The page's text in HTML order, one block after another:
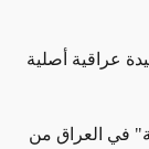
عراقية أصلية
في العراق من